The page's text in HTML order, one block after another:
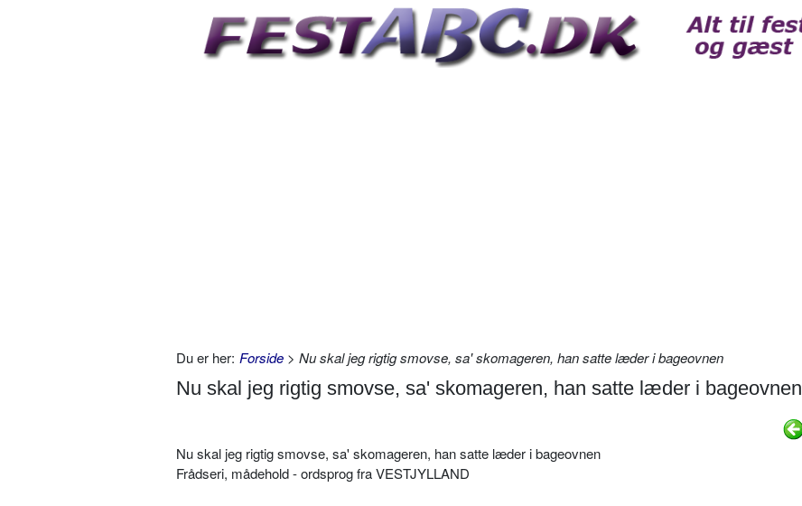
Du er her: Forside > Nu skal jeg rigtig smovse, sa' skomageren, han satte læder i bageovnen
Nu skal jeg rigtig smovse, sa' skomageren, han satte læder i bageovnen
Nu skal jeg rigtig smovse, sa' skomageren, han satte læder i bageovnen
Frådseri, mådehold - ordsprog fra VESTJYLLAND